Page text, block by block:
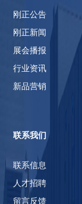
刚正公告
刚正新闻
展会播报
行业资讯
新品营销
联系我们
联系信息
人才招聘
留言反馈